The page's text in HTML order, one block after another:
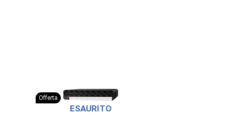
Offerta
ESAURITO